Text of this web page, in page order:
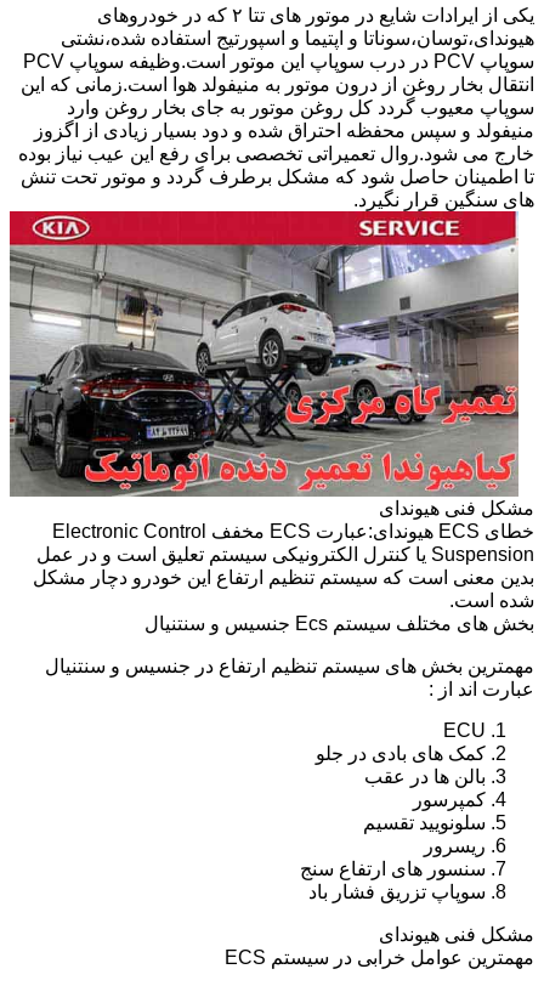
یکی از ایرادات شایع در موتور های تتا ۲ که در خودروهای
هیوندای،توسان،سوناتا و اپتیما و اسپورتیج استفاده شده،نشتی
سوپاپ PCV در درب سوپاپ این موتور است.وظیفه سوپاپ PCV
انتقال بخار روغن از درون موتور به منیفولد هوا است.زمانی که این
سوپاپ معیوب گردد کل روغن موتور به جای بخار روغن وارد
منیفولد و سپس محفظه احتراق شده و دود بسیار زیادی از اگزوز
خارج می شود.روال تعمیراتی تخصصی برای رفع این عیب نیاز بوده
تا اطمینان حاصل شود که مشکل برطرف گردد و موتور تحت تنش
های سنگین قرار نگیرد.
مشکل فنی هیوندای
خطای ECS هیوندای:عبارت ECS مخفف Electronic Control
Suspension یا کنترل الکترونیکی سیستم تعلیق است و در عمل
بدین معنی است که سیستم تنظیم ارتفاع این خودرو دچار مشکل
شده است.
بخش های مختلف سیستم Ecs جنسیس و سنتنیال
مهمترین بخش های سیستم تنظیم ارتفاع در جنسیس و سنتنیال
عبارت اند از :
ECU
کمک های بادی در جلو
بالن ها در عقب
کمپرسور
سلونویید تقسیم
ریسرور
سنسور های ارتفاع سنج
سوپاپ تزریق فشار باد
مشکل فنی هیوندای
مهمترین عوامل خرابی در سیستم ECS